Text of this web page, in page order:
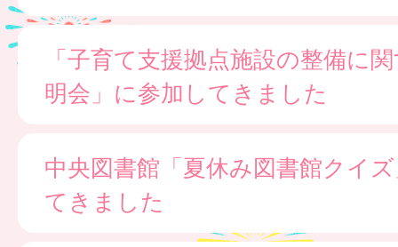
「子育て支援拠点施設の整備に
明会」に参加してきました
中央図書館「夏休み図書館クイ
てきました